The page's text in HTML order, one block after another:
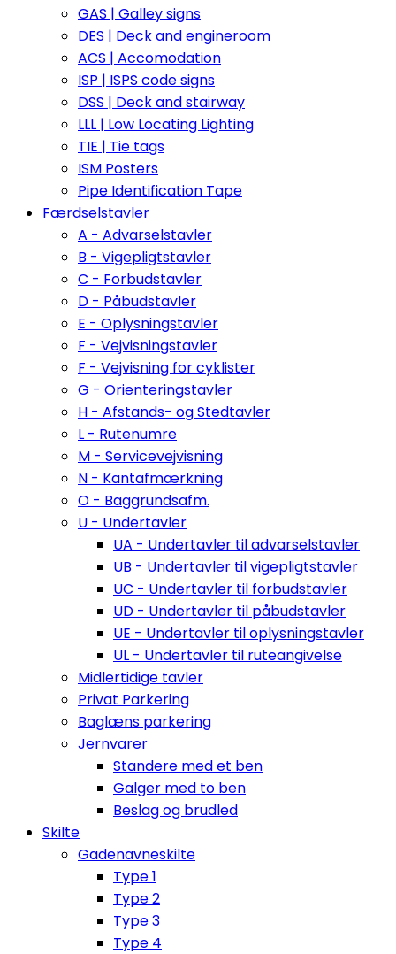
GAS | Galley signs
DES | Deck and engineroom
ACS | Accomodation
ISP | ISPS code signs
DSS | Deck and stairway
LLL | Low Locating Lighting
TIE | Tie tags
ISM Posters
Pipe Identification Tape
Færdselstavler
A - Advarselstavler
B - Vigepligtstavler
C - Forbudstavler
D - Påbudstavler
E - Oplysningstavler
F - Vejvisningstavler
F - Vejvisning for cyklister
G - Orienteringstavler
H - Afstands- og Stedtavler
L - Rutenumre
M - Servicevejvisning
N - Kantafmærkning
O - Baggrundsafm.
U - Undertavler
UA - Undertavler til advarselstavler
UB - Undertavler til vigepligtstavler
UC - Undertavler til forbudstavler
UD - Undertavler til påbudstavler
UE - Undertavler til oplysningstavler
UL - Undertavler til ruteangivelse
Midlertidige tavler
Privat Parkering
Baglæns parkering
Jernvarer
Standere med et ben
Galger med to ben
Beslag og brudled
Skilte
Gadenavneskilte
Type 1
Type 2
Type 3
Type 4